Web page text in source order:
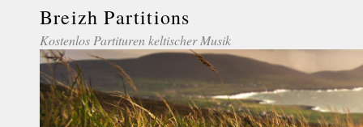
Breizh Partitions
Kostenlos Partituren keltischer Musik